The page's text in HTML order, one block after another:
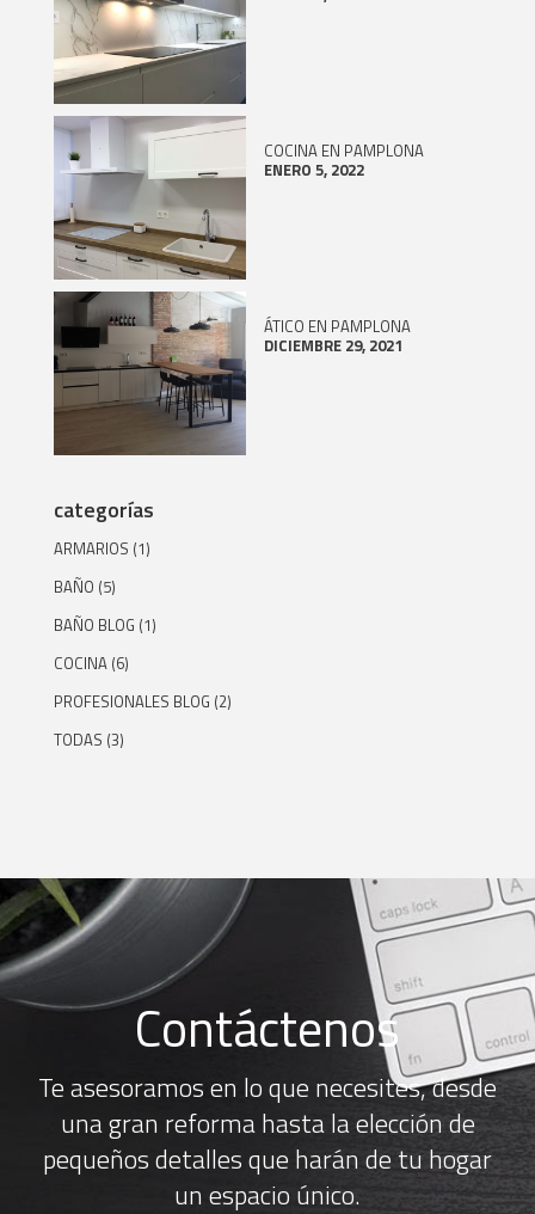
COCINA EN PAMPLONA
ENERO 5, 2022
ÁTICO EN PAMPLONA
DICIEMBRE 29, 2021
categorías
ARMARIOS (1)
BAÑO (5)
BAÑO BLOG (1)
COCINA (6)
PROFESIONALES BLOG (2)
TODAS (3)
Contáctenos
Te asesoramos en lo que necesites, desde
una gran reforma hasta la elección de
pequeños detalles que harán de tu hogar
un espacio único.